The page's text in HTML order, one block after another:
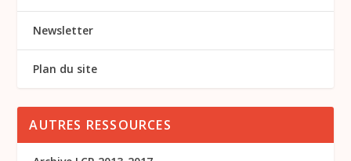
Newsletter
Plan du site
AUTRES RESSOURCES